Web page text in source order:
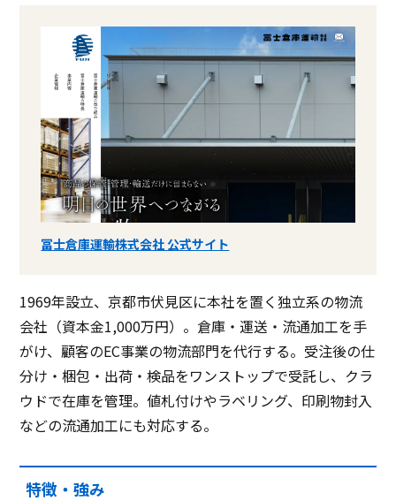
冨士倉庫運輸株式会社 公式サイト
1969年設立、京都市伏見区に本社を置く独立系の物流
会社（資本金1,000万円）。倉庫・運送・流通加工を手
がけ、顧客のEC事業の物流部門を代行する。受注後の仕
分け・梱包・出荷・検品をワンストップで受託し、クラ
ウドで在庫を管理。値札付けやラベリング、印刷物封入
などの流通加工にも対応する。
特徴・強み